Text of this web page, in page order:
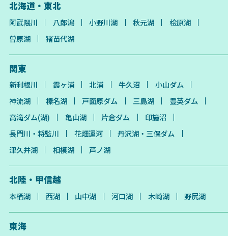
北海道・東北
阿武隈川 八郎潟 小野川湖 秋元湖
桧原湖
曽原湖
猪苗代湖
関東
新利根川 霞ヶ浦 北浦 牛久沼
小山ダム
神流湖
榛名湖 戸面原ダム 三島湖
豊英ダム
高滝ダム(湖)
亀山湖 片倉ダム
印旛沼
長門川・将監川
花畑運河
丹沢湖・三保ダム
津久井湖
相模湖 芦ノ湖
北陸・甲信越
本栖湖 西湖 山中湖 河口湖 木崎湖 野尻湖
東海